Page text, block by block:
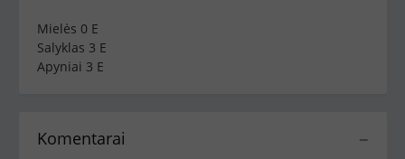
Mielės 0 E
Salyklas 3 E
Apyniai 3 E
−
Komentarai